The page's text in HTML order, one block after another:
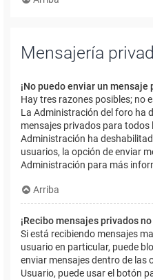
Mensajería
¡No puedo enviar un mensaje
Hay tres razones posibles; no
La Administración del foro ha
mensajes privados para todos
Administración ha
usuarios, la opción de enviar
Administración para más
Arriba
¡Recibo mensajes privados
Si está recibiendo mensajes
usuario en particular, puede
enviar mensajes dentro de las
Usuario, puede usar el botón